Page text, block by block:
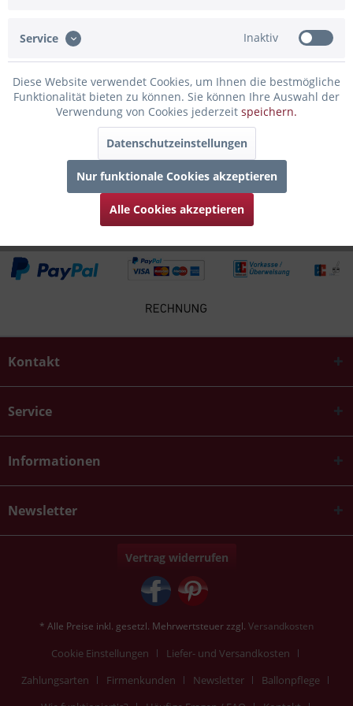
Infos zum Hersteller
Zubehör 7
Kunden kauften auch
Kunden haben sich ebenfalls angesehen
Kontakt
Service
Informationen
Newsletter
Vertrag widerrufen
* Alle Preise inkl. gesetzl. Mehrwertsteuer zzgl. Versandkosten
Cookie Einstellungen
Liefer- und Versandkosten
Zahlungsarten
Firmenkunden Newsletter
Ballonpflege
Service Inaktiv
Diese Website verwendet Cookies, um Ihnen die bestmögliche
Funktionalität bieten zu können. Sie können Ihre Auswahl der
Verwendung von Cookies jederzeit speichern.
Datenschutzeinstellungen
Nur funktionale Cookies akzeptieren
Alle Cookies akzeptieren